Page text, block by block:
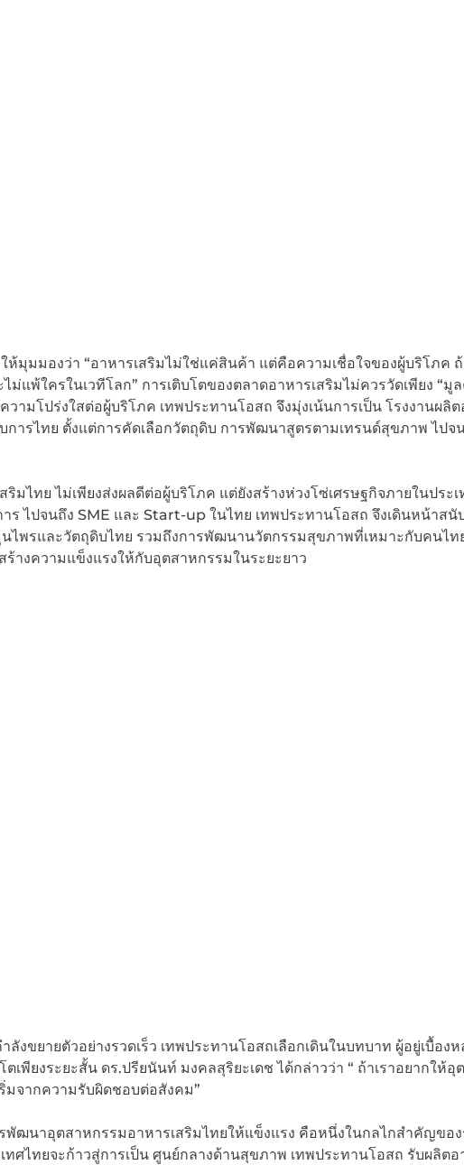
ห้มุมมองว่า “อาหารเสริมไม่ใช่แค่สินค้า แต่คือความเชื่อใจของผู้บริโภค
แพ้ใครในเวทีโลก” การเติบโตของตลาดอาหารเสริมไม่ควรวัดเพียง “มู
มโปร่งใสต่อผู้บริโภค เทพประทานโอสถ จึงมุ่งเน้นการเป็น โรงงานผลิต
การไทย ตั้งแต่การคัดเลือกวัตถุดิบ การพัฒนาสูตรตามเทรนด์สุขภาพ ไปจ
ริมไทย ไม่เพียงส่งผลดีต่อผู้บริโภค แต่ยังสร้างห่วงโซ่เศรษฐกิจภายในประ
ร ไปจนถึง SME และ Start-up ในไทย เทพประทานโอสถ จึงเดินหน้าส
ไพรและวัตถุดิบไทย รวมถึงการพัฒนานวัตกรรมสุขภาพที่เหมาะกับคนไทย
ร้างความแข็งแรงให้กับอุตสาหกรรมในระยะยาว
งขยายตัวอย่างรวดเร็ว เทพประทานโอสถเลือกเดินในบทบาท ผู้อยู่เบื้องห
ตเพียงระยะสั้น ดร.ปรียนันท์ มงคลสุริยะเดช ได้กล่าวว่า “ ถ้าเราอยากให้
มจากความรับผิดชอบต่อสังคม”
พัฒนาอุตสาหกรรมอาหารเสริมไทยให้แข็งแรง คือหนึ่งในกลไกสำคัญขอ
ศไทยจะก้าวสู่การเป็น ศูนย์กลางด้านสุขภาพ เทพประทานโอสถ รับผลิตอา